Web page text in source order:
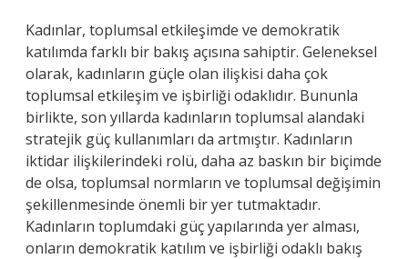
Kadınlar, toplumsal etkileşimde ve demokratik
katılımda farklı bir bakış açısına sahiptir. Geleneksel
olarak, kadınların güçle olan ilişkisi daha çok
toplumsal etkileşim ve işbirliği odaklıdır. Bununla
birlikte, son yıllarda kadınların toplumsal alandaki
stratejik güç kullanımları da artmıştır. Kadınların
iktidar ilişkilerindeki rolü, daha az baskın bir biçimde
de olsa, toplumsal normların ve toplumsal değişimin
şekillenmesinde önemli bir yer tutmaktadır.
Kadınların toplumdaki güç yapılarında yer alması,
onların demokratik katılım ve işbirliği odaklı bakış